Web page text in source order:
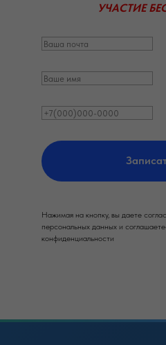
УЧАСТИЕ
Нажимая на кнопку, вы даете
персональных данных и
конфиденциальности